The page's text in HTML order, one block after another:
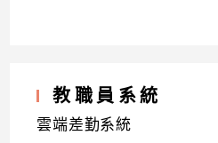
教職員系統
雲端差勤系統